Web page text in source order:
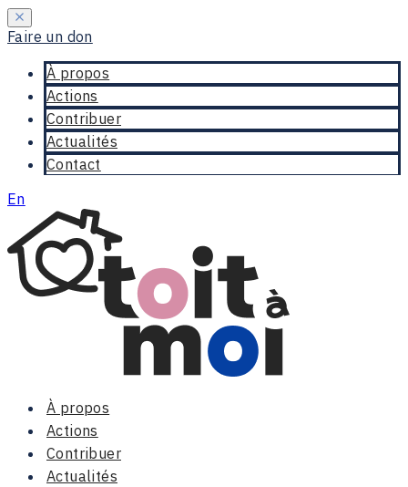
Faire un don
À propos
Actions
Contribuer
Actualités
Contact
En
À propos
Actions
Contribuer
Actualités